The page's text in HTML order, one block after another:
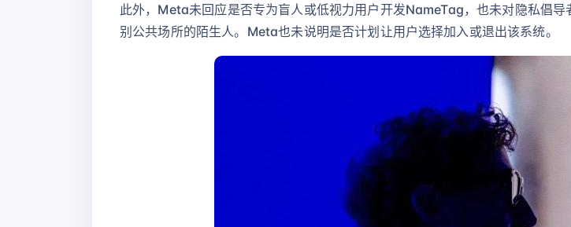
此外，Meta未回应是否专为盲人或低视力用户开发NameTag，也未对隐私倡
别公共场所的陌生人。Meta也未说明是否计划让用户选择加入或退出该系统。